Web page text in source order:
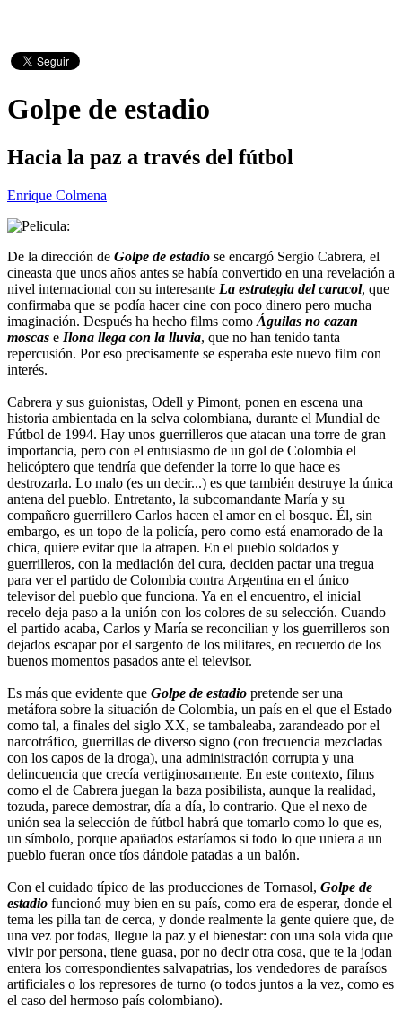
Golpe de estadio
Hacia la paz a través del fútbol
Enrique Colmena
De la dirección de Golpe de estadio se encargó Sergio Cabrera, el
cineasta que unos años antes se había convertido en una revelación a
nivel internacional con su interesante La estrategia del caracol, que
confirmaba que se podía hacer cine con poco dinero pero mucha
imaginación. Después ha hecho films como Águilas no cazan
moscas e Ilona llega con la lluvia, que no han tenido tanta
repercusión. Por eso precisamente se esperaba este nuevo film con
interés.
Cabrera y sus guionistas, Odell y Pimont, ponen en escena una
historia ambientada en la selva colombiana, durante el Mundial de
Fútbol de 1994. Hay unos guerrilleros que atacan una torre de gran
importancia, pero con el entusiasmo de un gol de Colombia el
helicóptero que tendría que defender la torre lo que hace es
destrozarla. Lo malo (es un decir...) es que también destruye la única
antena del pueblo. Entretanto, la subcomandante María y su
compañero guerrillero Carlos hacen el amor en el bosque. Él, sin
embargo, es un topo de la policía, pero como está enamorado de la
chica, quiere evitar que la atrapen. En el pueblo soldados y
guerrilleros, con la mediación del cura, deciden pactar una tregua
para ver el partido de Colombia contra Argentina en el único
televisor del pueblo que funciona. Ya en el encuentro, el inicial
recelo deja paso a la unión con los colores de su selección. Cuando
el partido acaba, Carlos y María se reconcilian y los guerrilleros son
dejados escapar por el sargento de los militares, en recuerdo de los
buenos momentos pasados ante el televisor.
Es más que evidente que Golpe de estadio pretende ser una
metáfora sobre la situación de Colombia, un país en el que el Estado
como tal, a finales del siglo XX, se tambaleaba, zarandeado por el
narcotráfico, guerrillas de diverso signo (con frecuencia mezcladas
con los capos de la droga), una administración corrupta y una
delincuencia que crecía vertiginosamente. En este contexto, films
como el de Cabrera juegan la baza posibilista, aunque la realidad,
tozuda, parece demostrar, día a día, lo contrario. Que el nexo de
unión sea la selección de fútbol habrá que tomarlo como lo que es,
un símbolo, porque apañados estaríamos si todo lo que uniera a un
pueblo fueran once tíos dándole patadas a un balón.
Con el cuidado típico de las producciones de Tornasol, Golpe de
estadio funcionó muy bien en su país, como era de esperar, donde el
tema les pilla tan de cerca, y donde realmente la gente quiere que, de
una vez por todas, llegue la paz y el bienestar: con una sola vida que
vivir por persona, tiene guasa, por no decir otra cosa, que te la jodan
entera los correspondientes salvapatrias, los vendedores de paraísos
artificiales o los represores de turno (o todos juntos a la vez, como es
el caso del hermoso país colombiano).